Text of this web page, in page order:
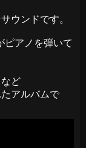
ウンドです。
ピアノを弾いて
など
アルバムで